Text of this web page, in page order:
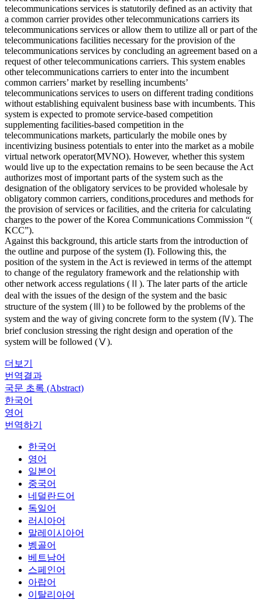
telecommunications services is statutorily defined as an activity that
a common carrier provides other telecommunications carriers its
telecommunications services or allow them to utilize all or part of the
telecommunications facilities necessary for the provision of the
telecommunications services by concluding an agreement based on a
request of other telecommunications carriers. This system enables
other telecommunications carriers to enter into the incumbent
common carriers’ market by reselling incumbents’
telecommunications services to users on different trading conditions
without establishing equivalent business base with incumbents. This
system is expected to promote service-based competition
supplementing facilities-based competition in the
telecommunications markets, particularly the mobile ones by
incentivizing business potentials to enter into the market as a mobile
virtual network operator(MVNO). However, whether this system
would live up to the expectation remains to be seen because the Act
authorizes most of important parts of the system such as the
designation of the obligatory services to be provided wholesale by
obligatory common carriers, conditions,procedures and methods for
the provision of services or facilities, and the criteria for calculating
charges to the power of the Korea Communications Commission “(
KCC”).
Against this background, this article starts from the introduction of
the outline and purpose of the system (I). Following this, the
position of the system in the Act is reviewed in terms of the attempt
to change of the regulatory framework and the relationship with
other network access regulations (Ⅱ). The later parts of the article
deal with the issues of the design of the system and the basic
structure of the system (Ⅲ) to be followed by the problems of the
system and the way of giving concrete form to the system (Ⅳ). The
brief conclusion stressing the right design and operation of the
system will be followed (Ⅴ).
더보기
번역결과
국문 초록 (Abstract)
한국어
영어
번역하기
한국어
영어
일본어
중국어
네덜란드어
독일어
러시아어
말레이시아어
벵골어
베트남어
스페인어
아랍어
이탈리아어